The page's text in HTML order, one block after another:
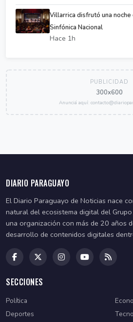
Villarrica disfrutó una
Sinfónica Nacional
Hace 1h
PUBLICIDAD
300x600
Anunciá aquí:
DIARIO PARAGUAYO
El Diario Paraguayo de Noticias nace
natural del ecosistema digital del
una organización con más de 20 años
desarrollo de contenidos digitales
SECCIONES
Política
Deportes